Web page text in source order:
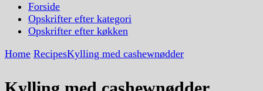
Forside
Opskrifter efter kategori
Opskrifter efter køkken
Home RecipesKylling med cashewnødder